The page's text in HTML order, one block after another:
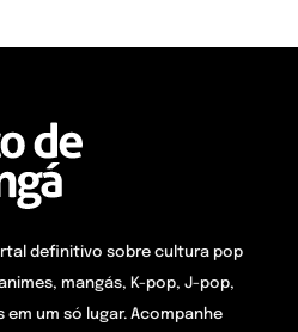
definitivo sobre cultura pop
mangás, K-pop, J-pop,
um só lugar. Acompanhe